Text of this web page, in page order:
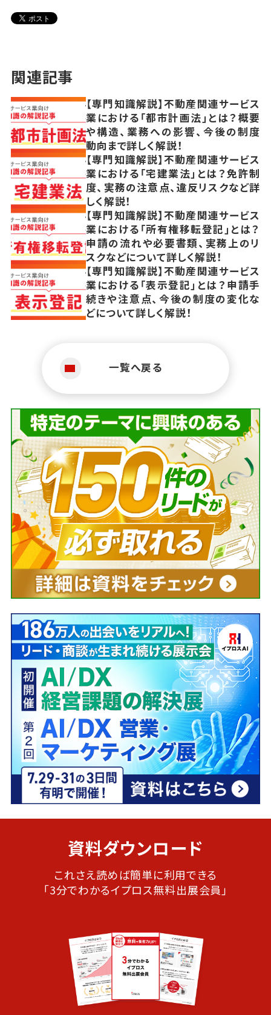
関連記事
【専門知識解説】不動産関連サービス
業における「都市計画法」とは？概要
や構造、業務への影響、今後の制度
動向まで詳しく解説！
【専門知識解説】不動産関連サービス
業における「宅建業法」とは？免許制
度、実務の注意点、違反リスクなど詳
しく解説！
【専門知識解説】不動産関連サービス
業における「所有権移転登記」とは？
申請の流れや必要書類、実務上のリ
スクなどについて詳しく解説！
【専門知識解説】不動産関連サービス
業における「表示登記」とは？申請手
続きや注意点、今後の制度の変化な
どについて詳しく解説！
一覧へ戻る
資料ダウンロード
これさえ読めば簡単に利用できる
「3分でわかるイプロス無料出展会員」